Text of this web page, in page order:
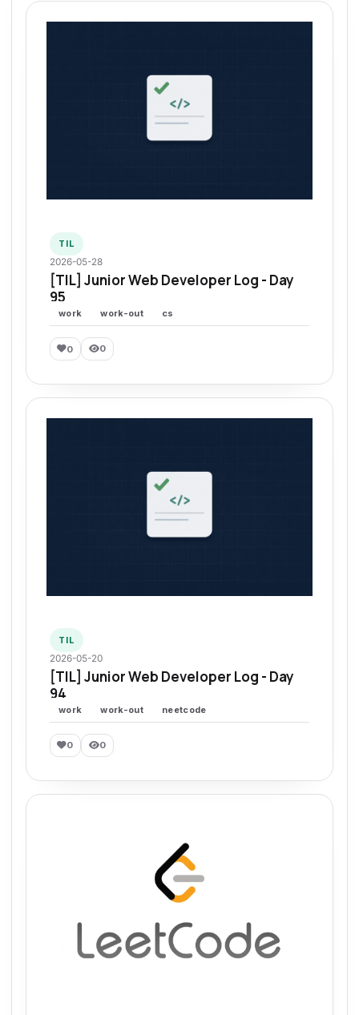
TIL
2026-05-28
[TIL] Junior Web Developer Log - Day
95
work work-out cs
0 0
TIL
2026-05-20
[TIL] Junior Web Developer Log - Day
94
work work-out neetcode
0 0